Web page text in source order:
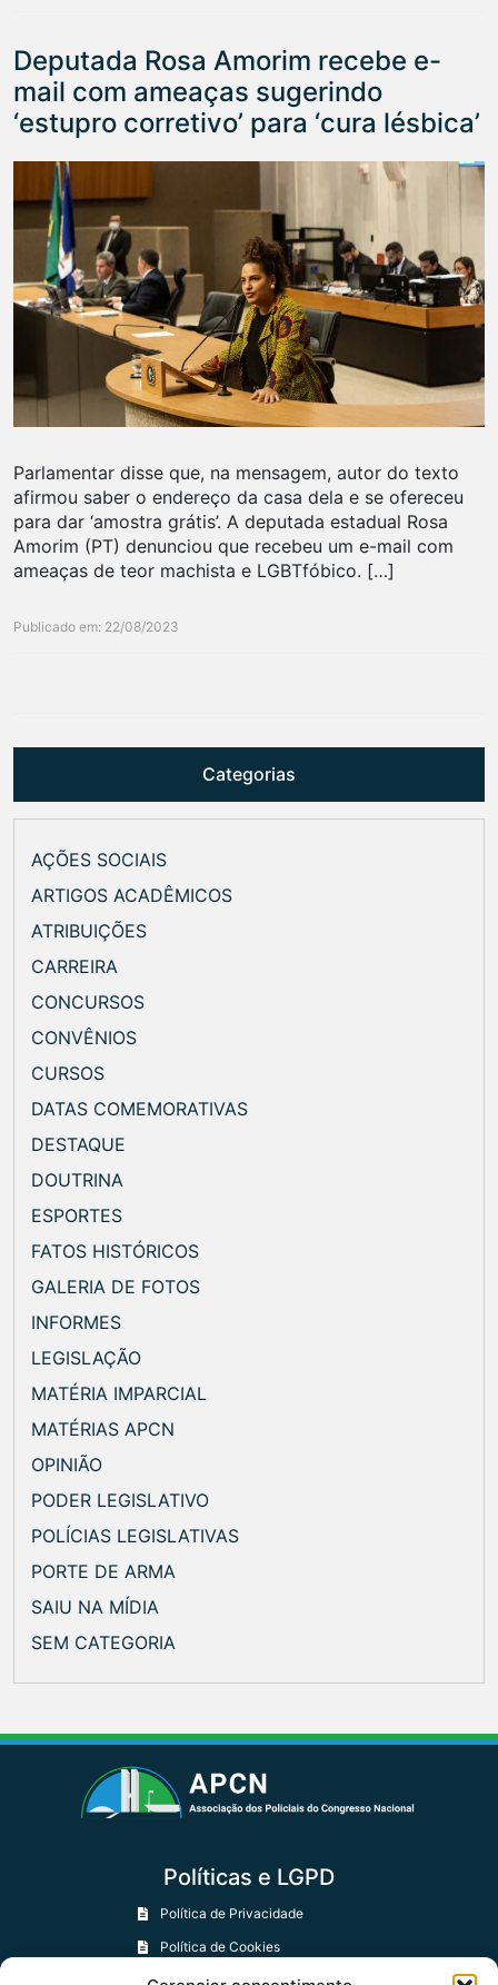
Deputada Rosa Amorim recebe e-
mail com ameaças sugerindo
‘estupro corretivo’ para ‘cura lésbica’
Parlamentar disse que, na mensagem, autor do texto
afirmou saber o endereço da casa dela e se ofereceu
para dar ‘amostra grátis’. A deputada estadual Rosa
Amorim (PT) denunciou que recebeu um e-mail com
ameaças de teor machista e LGBTfóbico. […]
Publicado em: 22/08/2023
Categorias
AÇÕES SOCIAIS
ARTIGOS ACADÊMICOS
ATRIBUIÇÕES
CARREIRA
CONCURSOS
CONVÊNIOS
CURSOS
DATAS COMEMORATIVAS
DESTAQUE
DOUTRINA
ESPORTES
FATOS HISTÓRICOS
GALERIA DE FOTOS
INFORMES
LEGISLAÇÃO
MATÉRIA IMPARCIAL
MATÉRIAS APCN
OPINIÃO
PODER LEGISLATIVO
POLÍCIAS LEGISLATIVAS
PORTE DE ARMA
SAIU NA MÍDIA
SEM CATEGORIA
Políticas e LGPD
Política de Privacidade
Política de Cookies
Política de Trocas e Devoluções